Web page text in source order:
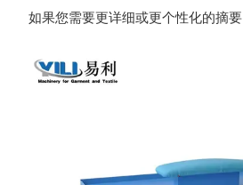
如果您需要更详细或更个性化的摘要